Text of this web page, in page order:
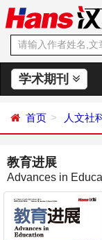
学术期刊
首页 人文社
教育进展
Advances in